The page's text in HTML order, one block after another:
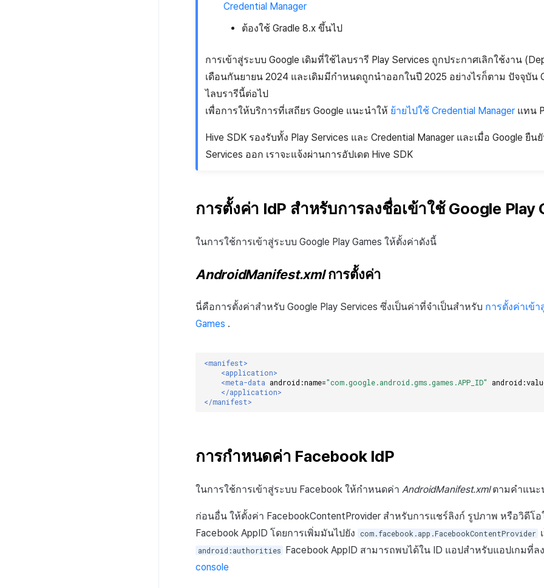
Credential Manager
ต้องใช้ Gradle 8.x ขึ้นไป
การเข้าสู่ระบบ Google เดิมที่ใช้ไลบรารี Play Services ถูกประกาศเลิกใช้งาน
เดือนกันยายน 2024 และเดิมมีกำหนดถูกนำออกในปี 2025 อย่างไรก็ตาม ปัจจุบัน
ไลบรารีนี้ต่อไป
เพื่อการให้บริการที่เสถียร Google แนะนำให้ ย้ายไปใช้ Credential Manager แทน
Hive SDK รองรับทั้ง Play Services และ Credential Manager และเมื่อ Google ยื
Services ออก เราจะแจ้งผ่านการอัปเดต Hive SDK
การตั้งค่า IdP สำหรับการลงชื่อเข้าใช้ Google Play
ในการใช้การเข้าสู่ระบบ Google Play Games ให้ตั้งค่าดังนี้
AndroidManifest.xmlการตั้งค่า
นี่คือการตั้งค่าสำหรับ Google Play Services ซึ่งเป็นค่าที่จำเป็นสำหรับ การตั้งค่าเข้า
Games .
<manifest>
<application>
<meta-data android:name="com.google.android.gms.games.APP_ID"
</application>
</manifest>
การกำหนดค่า Facebook IdP
ในการใช้การเข้าสู่ระบบ Facebook ให้กำหนดค่า AndroidManifest.xmlตามคำแนะ
ก่อนอื่น ให้ตั้งค่า FacebookContentProvider สำหรับการแชร์ลิงก์ รูปภาพ หรือวิดีโ
Facebook AppID โดยการเพิ่มมันไปยัง
com.facebook.app.FacebookContentProvider
android:authorities Facebook AppID สามารถพบได้ใน ID แอปสำหรับแอปเกมที่ล
console